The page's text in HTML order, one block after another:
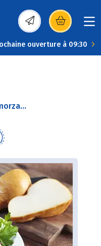
(s’ouvre dans une
ouverture à 09:30